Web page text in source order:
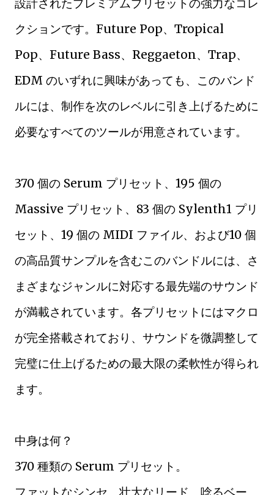
設計されたプレミアムプリセットの強力なコレ
クションです。Future Pop、Tropical
Pop、Future Bass、Reggaeton、Trap、
EDM のいずれに興味があっても、このバンド
ルには、制作を次のレベルに引き上げるために
必要なすべてのツールが用意されています。
370 個の Serum プリセット、195 個の
Massive プリセット、83 個の Sylenth1 プリ
セット、19 個の MIDI ファイル、および10 個
の高品質サンプルを含むこのバンドルには、さ
まざまなジャンルに対応する最先端のサウンド
が満載されています。各プリセットにはマクロ
が完全搭載されており、サウンドを微調整して
完璧に仕上げるための最大限の柔軟性が得られ
ます。
中身は何？
370 種類の Serum プリセット。
ファットなシンセ、壮大なリード、唸るベー